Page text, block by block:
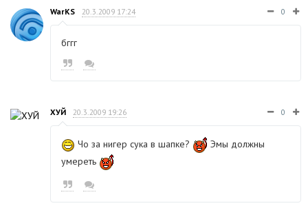
WarKS 20.3.2009 17:24 0
бггг
ХУЙ 20.3.2009 19:26 0
Чо за нигер сука в шапке?
Эмы должны
умереть